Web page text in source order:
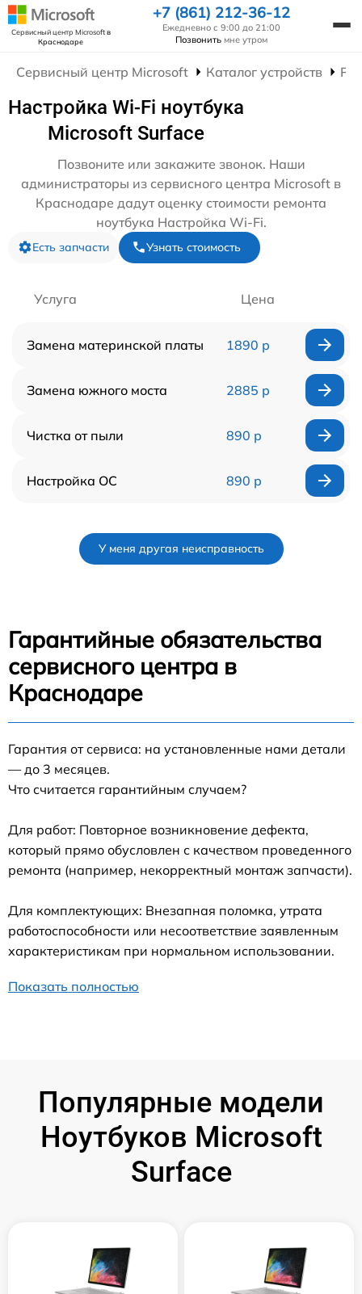
Сервисный центр Microsoftв
Краснодаре
+7 (861) 212-36-12
Ежедневно с 9:00 до 21:00
Позвонить мне утром
Сервисный центр Microsoft Каталог устройств
Настройка Wi-Fi ноутбука
Microsoft Surface
Позвоните или закажите звонок. Наши
администраторы из сервисного центра Microsoft в
Краснодаре дадут оценку стоимости ремонта
ноутбука Настройка Wi-Fi.
Есть запчасти Узнать стоимость
Услуга Цена
Замена материнской платы 1890 р
Замена южного моста 2885 р
Чистка от пыли 890 р
Настройка ОС 890 р
У меня другая неисправность
Гарантийные обязательства
сервисного центра в
Краснодаре
Гарантия от сервиса: на установленные нами детали
— до 3 месяцев.
Что считается гарантийным случаем?
Для работ: Повторное возникновение дефекта,
который прямо обусловлен с качеством проведенного
ремонта (например, некорректный монтаж запчасти).
Для комплектующих: Внезапная поломка, утрата
работоспособности или несоответствие заявленным
характеристикам при нормальном использовании.
Показать полностью
Популярные модели
Ноутбуков Microsoft
Surface